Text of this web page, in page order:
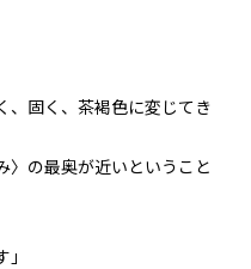
黒目の少女
固く、茶褐色に変じてき
の最奥が近いということ